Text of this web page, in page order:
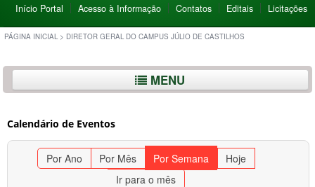
Início Portal Acesso à Informação Contatos Editais Licitações
PÁGINA INICIAL > DIRETOR GERAL DO CAMPUS JÚLIO DE CASTILHOS
MENU
Calendário de Eventos
Por Ano Por Mês Por Semana
Hoje
Ir para o mês